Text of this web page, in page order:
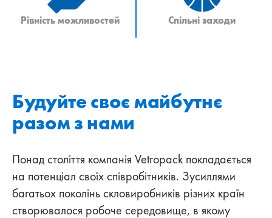
Рівність можливостей Спільні заходи
Будуйте своє майбутнє
разом з нами
Понад століття компанія Vetropack покладається
на потенціал своїх співробітників. Зусиллями
багатьох поколінь скловиробників різних країн
створювалося робоче середовище, в якому